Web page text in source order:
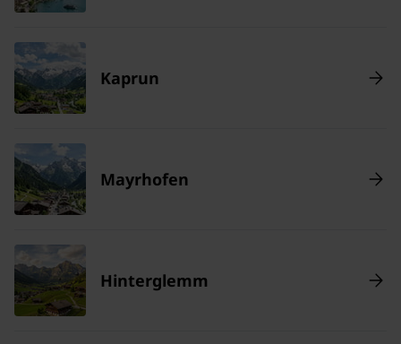
Kaprun
Mayrhofen
Hinterglemm